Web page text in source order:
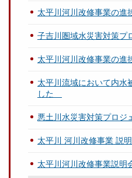
太平川河川改修事業の進
子吉川圏域水災害対策プ
太平川河川改修事業の進
太平川流域において内水
した
悪土川水災害対策プロ
太平川 河川改修事業 説
太平川河川改修事業説明